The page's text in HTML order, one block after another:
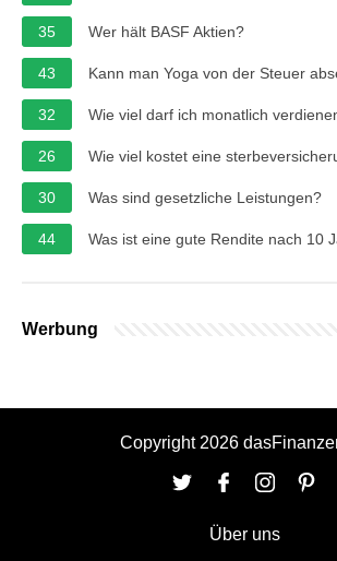
35 Wer hält BASF Aktien?
43 Kann man Yoga von der Steuer
32 Wie viel darf ich monatlich
26 Wie viel kostet eine
30 Was sind gesetzliche Leistungen?
44 Was ist eine gute Rendite nach 10
Werbung
Copyright 2026
Über uns